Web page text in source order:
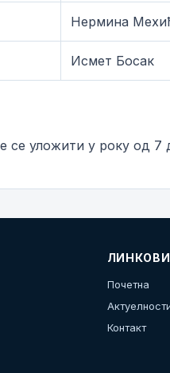
Нермина
Исмет Босак
се уложити у року од
ЛИНКОВИ
Почетна
Контакт